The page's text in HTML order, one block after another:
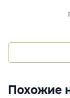
Похожие